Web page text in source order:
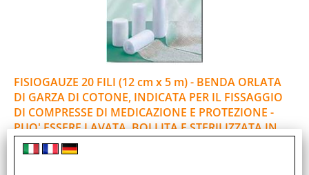
FISIOGAUZE 20 FILI (12 cm x 5 m) - BENDA ORLATA
DI GARZA DI COTONE, INDICATA PER IL FISSAGGIO
DI COMPRESSE DI MEDICAZIONE E PROTEZIONE -
PUO' ESSERE LAVATA, BOLLITA E STERILIZZATA IN
AUTOCLAVE